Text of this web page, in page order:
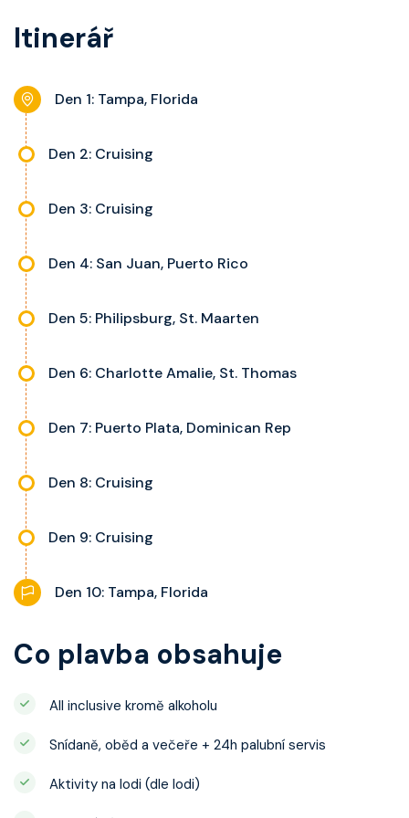
kajuty.
nastavitelnou klimatizaci,
noční stolky, trezor a balkon s
výhledem, velikost kajuty a balkonu
Itinerář
Den 1: Tampa, Florida
Den 2: Cruising
Den 3: Cruising
Den 4: San Juan, Puerto Rico
Den 5: Philipsburg, St. Maarten
Den 6: Charlotte Amalie, St. Thomas
Den 7: Puerto Plata, Dominican Rep
Den 8: Cruising
Den 9: Cruising
Den 10: Tampa, Florida
Co plavba obsahuje
All inclusive kromě alkoholu
Snídaně, oběd a večeře + 24h palubní servis
Aktivity na lodi (dle lodi)